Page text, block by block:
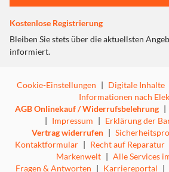
Einfache Einrichtung und
Kostenlose Registrierung
Bleiben Sie stets über die aktuellsten
informiert.
Cookie-Einstellungen | Digitale Inhalte
Informationen nach
AGB Onlinekauf / Widerrufsbelehrung |
| Impressum | Erklärung der
Vertrag widerrufen |
Kontaktformular | Recht auf Reparatur
Markenwelt | Alle Services
Fragen & Antworten | Karriereportal |